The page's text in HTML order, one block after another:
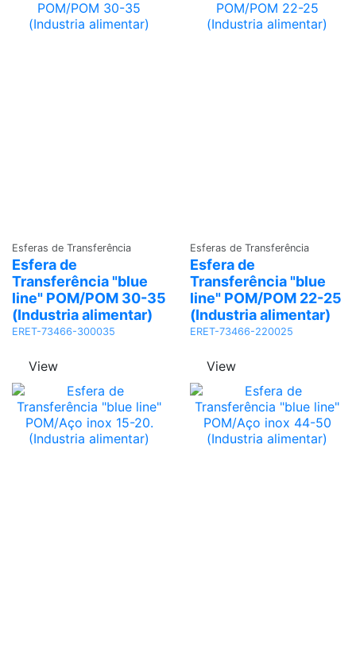
Esferas de Transferência
Esfera de
Transferência "blue
line" POM/POM 30-35
(Industria alimentar)
ERET-73466-300035
View
Esferas de Transferência
Esfera de
Transferência "blue
line" POM/POM 22-25
(Industria alimentar)
ERET-73466-220025
View